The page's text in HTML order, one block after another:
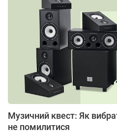
Музичний квест: Як
не помилитися